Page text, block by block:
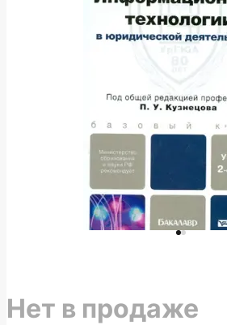
Нет в продаже